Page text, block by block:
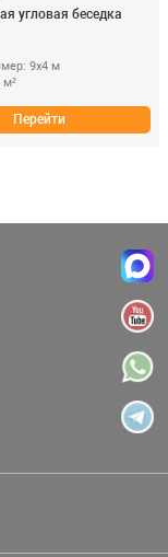
угловая беседка
9х4 м
м²
Перейти